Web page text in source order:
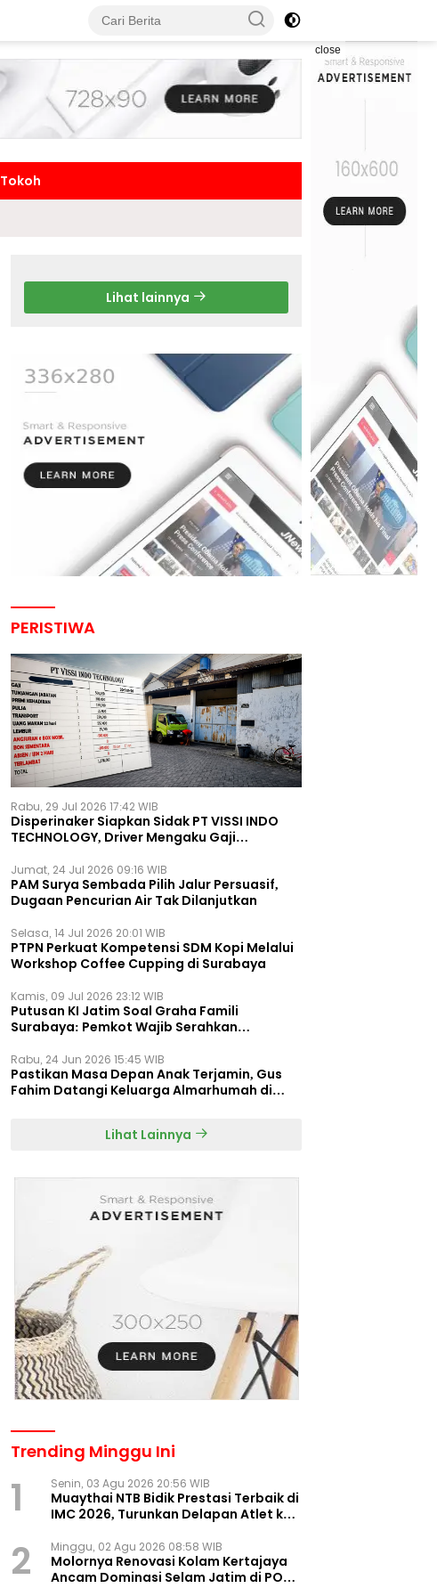
close
Tokoh
Lihat lainnya
PERISTIWA
Rabu, 29 Jul 2026 17:42 WIB
Disperinaker Siapkan Sidak PT VISSI INDO
TECHNOLOGY, Driver Mengaku Gaji
Jumat, 24 Jul 2026 09:16 WIB
PAM Surya Sembada Pilih Jalur Persuasif,
Dugaan Pencurian Air Tak Dilanjutkan
Selasa, 14 Jul 2026 20:01 WIB
PTPN Perkuat Kompetensi SDM Kopi Melalui
Workshop Coffee Cupping di Surabaya
Kamis, 09 Jul 2026 23:12 WIB
Putusan KI Jatim Soal Graha Famili
Surabaya: Pemkot Wajib Serahkan
Rabu, 24 Jun 2026 15:45 WIB
Pastikan Masa Depan Anak Terjamin, Gus
Fahim Datangi Keluarga Almarhumah di
Lihat Lainnya
Trending Minggu Ini
1 Senin, 03 Agu 2026 20:56 WIB
Muaythai NTB Bidik Prestasi Terbaik di
IMC 2026, Turunkan Delapan Atlet ke
2 Minggu, 02 Agu 2026 08:58 WIB
Molornya Renovasi Kolam Kertajaya
Ancam Dominasi Selam Jatim di PON